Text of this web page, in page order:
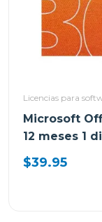
Licencias para
Microsoft
12 meses 1
$39.95